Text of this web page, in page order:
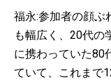
福永:参加者の顔ぶ
も幅広く、20代の
に携わっていた80
ていて、これまで